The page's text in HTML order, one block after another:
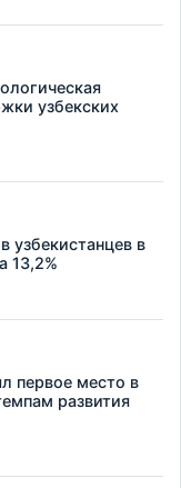
узбекских
узбекистанцев в
13,2%
первое место в
развития